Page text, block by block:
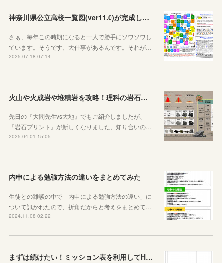
神奈川県公立高校一覧図(ver11.0)が完成しました！
さぁ、毎年この時期になると一人で勝手にソワソワし
ています。そうです、大仕事があるんです。それが…
2025.07.18 07:14
火山や火成岩や堆積岩を攻略！理科の岩石ノートを作りました
先日の『大問先生vs大地』でもご紹介しましたが、
『岩石プリント』が新しくなりました。知り合いの…
2025.04.01 15:05
内申による勉強方法の違いをまとめてみた
生徒との雑談の中で「内申による勉強方法の違い」に
ついて訊かれたので、折角だからと考えをまとめて…
2024.11.08 02:22
まずは続けたい！ミッション表を利用してHOME個別指導塾からのミッションを遂行せよ